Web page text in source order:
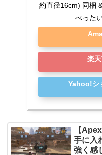
約直径16cm) 同梱
べった
楽
Yahoo!シ
【
手に入
強く感